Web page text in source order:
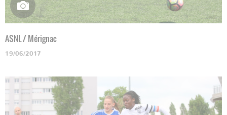
ASNL / Mérignac
19/06/2017